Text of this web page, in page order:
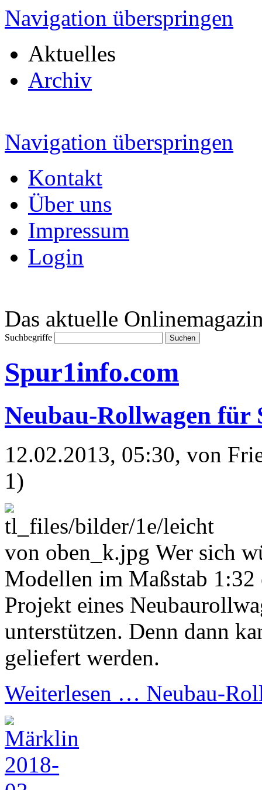
Navigation überspringen
Aktuelles
Archiv
Navigation überspringen
Kontakt
Über uns
Impressum
Login
Das aktuelle
Suchbegriffe
Spur1info.com
Neubau-Rollwagen für
12.02.2013, 05:30, von
1)
Wer sich
Modellen im Maßstab 1:32
Projekt eines
unterstützen. Denn dann
geliefert werden.
Weiterlesen … Neubau-